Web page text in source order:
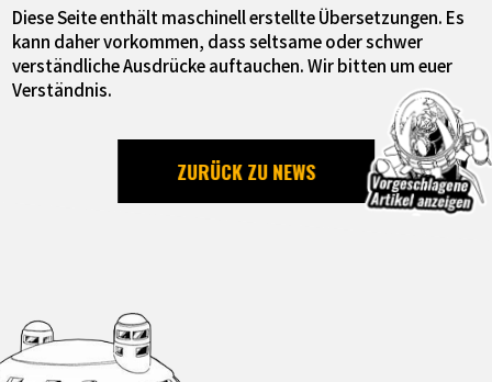
Diese Seite enthält maschinell erstellte Übersetzungen. Es
kann daher vorkommen, dass seltsame oder schwer
verständliche Ausdrücke auftauchen. Wir bitten um euer
Verständnis.
ZURÜCK ZU NEWS